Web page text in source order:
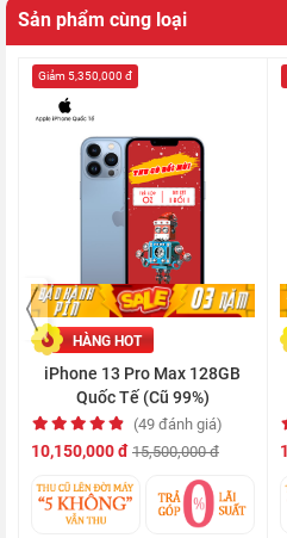
quyền của hãng.
Hơn nữa, chiếc điện thoại này
nước và bụi IP68, giúp bạn an
mưa nhỏ hay tại công trường xây
Sức mạnh của hệ
Sản phẩm cùng loại
HÀNG HOT
iPhone 13 Pro Max 128GB
Quốc Tế (Cũ 99%)
(49 đánh giá)
10,150,000 đ 15,500,000 đ
Giảm 5,350,000 đ